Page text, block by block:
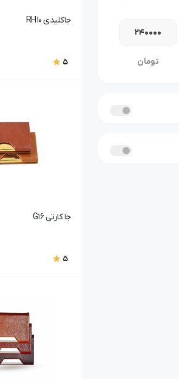
تومان
جاکلیدی RH10
5
جا کارتی G16
5